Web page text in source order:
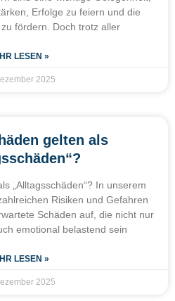
Erfolge zu feiern und die
fördern. Doch trotz aller
LESEN »
2025
gelten als
„Alltagsschäden“? In unserem
Risiken und Gefahren
Schäden auf, die nicht nur
emotional belastend sein
LESEN »
2025